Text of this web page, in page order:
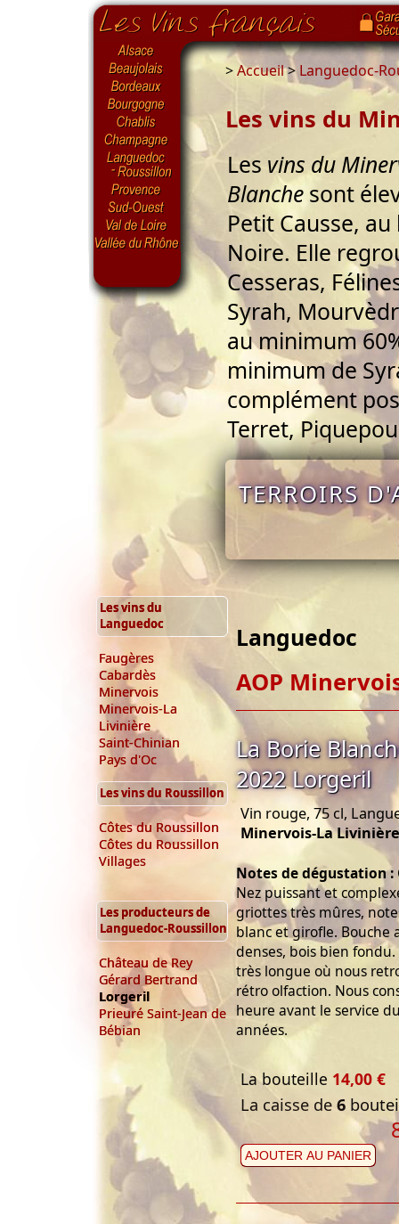
>Accueil>Languedoc-
Les vins du
Les vins du
Blanche sont
Petit Causse,
Noire. Elle
Cesseras,
Syrah,
au minimum
minimum de
complément
Terret,
TERROIRS
Les vins du
Languedoc
Faugères
Cabardès
Minervois
Minervois-La
Livinière
Saint-Chinian
Pays d'Oc
Les vins du Roussillon
Côtes du Roussillon
Côtes du Roussillon
Villages
Les producteurs de
Languedoc-Roussillon
Château de Rey
Gérard Bertrand
Lorgeril
Prieuré Saint-Jean de
Bébian
Languedoc
AOP
La Borie
2022 Lorgeril
Vin rouge, 75 cl,
Minervois-La Livinière
Notes de dégustation :
Nez puissant et
griottes très mûres,
blanc et girofle. Bouche
denses, bois bien
très longue où nous
rétro olfaction. Nous
heure avant le service
années.
La bouteille 14,00 €
La caisse de 6
AJOUTER AU PANIER